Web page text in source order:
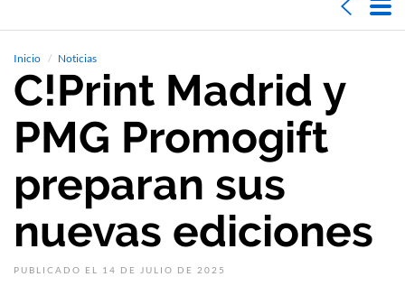
Inicio Noticias
C!Print Madrid y
PMG Promogift
preparan sus
nuevas ediciones
PUBLICADO EL 14 DE JULIO DE 2025